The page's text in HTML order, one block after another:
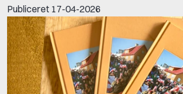
Publiceret 17-04-2026